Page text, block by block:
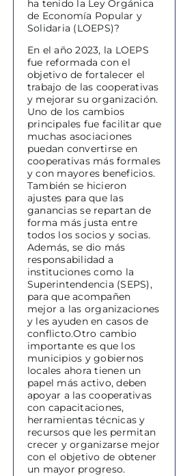
ha tenido la Ley Orgánica
de Economía Popular y
Solidaria (LOEPS)?
En el año 2023, la LOEPS
fue reformada con el
objetivo de fortalecer el
trabajo de las cooperativas
y mejorar su organización.
Uno de los cambios
principales fue facilitar que
muchas asociaciones
puedan convertirse en
cooperativas más formales
y con mayores beneficios.
También se hicieron
ajustes para que las
ganancias se repartan de
forma más justa entre
todos los socios y socias.
Además, se dio más
responsabilidad a
instituciones como la
Superintendencia (SEPS),
para que acompañen
mejor a las organizaciones
y les ayuden en casos de
conflicto.Otro cambio
importante es que los
municipios y gobiernos
locales ahora tienen un
papel más activo, deben
apoyar a las cooperativas
con capacitaciones,
herramientas técnicas y
recursos que les permitan
crecer y organizarse mejor
con el objetivo de obtener
un mayor progreso.